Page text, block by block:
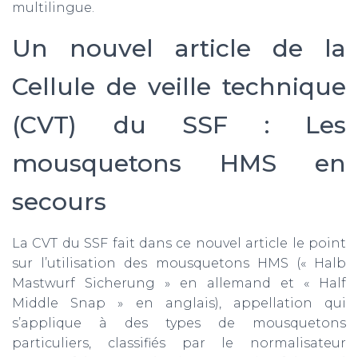
multilingue.
Un nouvel article de la
Cellule de veille technique
(CVT) du SSF : Les
mousquetons HMS en
secours
La CVT du SSF fait dans ce nouvel article le point
sur l’utilisation des mousquetons HMS (« Halb
Mastwurf Sicherung » en allemand et « Half
Middle Snap » en anglais), appellation qui
s’applique à des types de mousquetons
particuliers, classifiés par le normalisateur